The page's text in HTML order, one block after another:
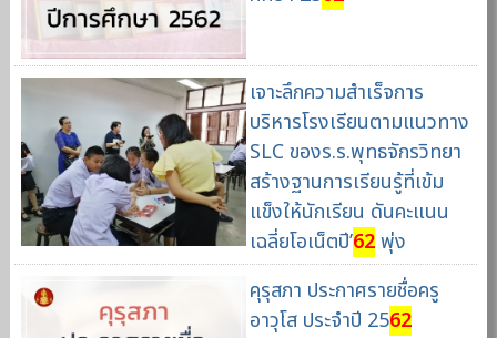
เจาะลึกความสำเร็จการ
บริหารโรงเรียนตามแนวทาง
SLC ของร.ร.พุทธจักรวิทยา
สร้างฐานการเรียนรู้ที่เข้ม
แข็งให้นักเรียน ดันคะแนน
เฉลี่ยโอเน็ตปี’62พุ่ง
คุรุสภา ประกาศรายชื่อครู
อาวุโส ประจำปี 2562